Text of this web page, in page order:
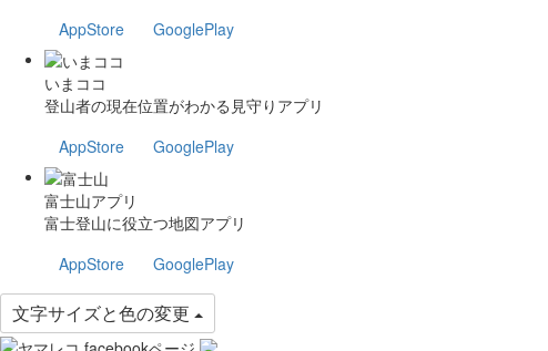
AppStore
GooglePlay
いまココ
登山者の現在位置がわかる見守りアプリ
AppStore
GooglePlay
富士山アプリ
富士登山に役立つ地図アプリ
AppStore
GooglePlay
文字サイズと色の変更